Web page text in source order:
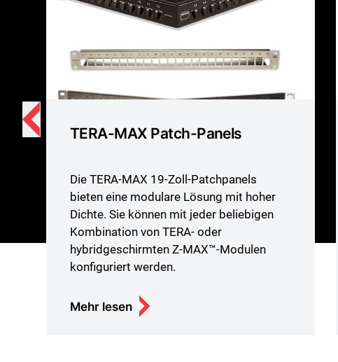
TERA-MAX Patch-Panels
Die TERA-MAX 19-Zoll-Patchpanels
bieten eine modulare Lösung mit hoher
Dichte. Sie können mit jeder beliebigen
Kombination von TERA- oder
hybridgeschirmten Z-MAX™-Modulen
konfiguriert werden.
Mehr lesen